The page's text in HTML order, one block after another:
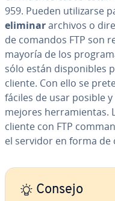
959. Pueden uti­li­zar­se
eliminararchivos o
de comandos FTP son
mayoría de los
sólo están di­s­po­ni­bles
cliente. Con ello se
fáciles de usar posible
mejores he­rra­mie­n­tas.
cliente con FTP
el servidor en forma de
Consejo